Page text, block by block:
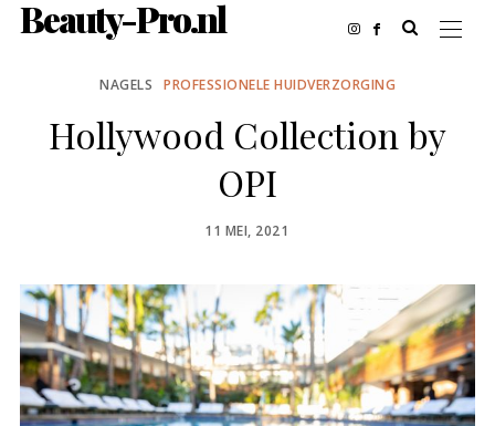
Beauty-Pro.nl
NAGELS PROFESSIONELE HUIDVERZORGING
Hollywood Collection by
OPI
POSTED
11 MEI, 2021